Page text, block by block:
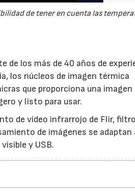
de tener en cuenta las
de los más de 40 años de
los núcleos de imagen térmica
que proporciona una imagen
y listo para usar.
de vídeo infrarrojo de Flir,
de imágenes se adaptan
y USB.